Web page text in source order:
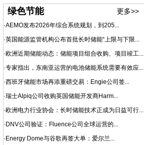
绿色节能 更多>>
·AEMO发布2026年综合系统规划，到205...
·英国能源监管机构公布首批长时储能“上限与下限...
·欧洲近期储能动态：储能项目组合收购、项目竣工...
·专家指出，东南亚运营的电池储能系统需要有效应...
·西班牙储能市场再添重磅交易：Engie公司签...
·瑞士Alpiq公司收购英国储能开发商Harm...
·欧洲电力行业协会：长时储能技术正成为日益可行...
· DNV公司验证：Fluence公司全球运营的...
· Energy Dome与谷歌再签大单：爱尔兰...